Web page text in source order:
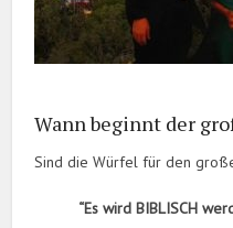
Wann beginnt der
Sind die Würfel für den
“Es wird BIBLISCH